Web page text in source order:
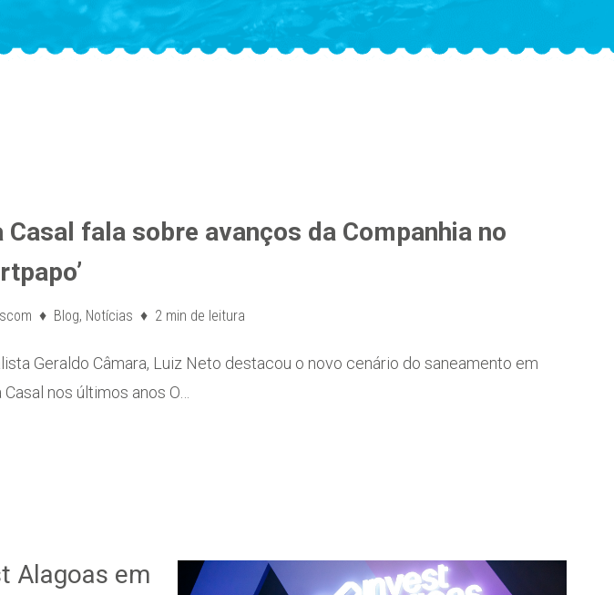
Casal fala sobre avanços da Companhia no
Blog, Notícias 2 min de leitura
Geraldo Câmara, Luiz Neto destacou o novo cenário do saneamento em
nos últimos anos O…
Alagoas em